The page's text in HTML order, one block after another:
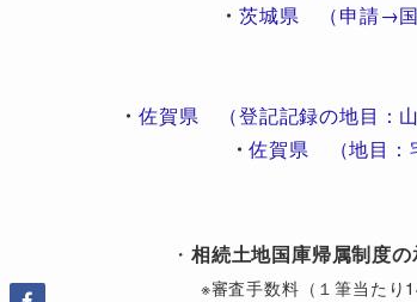
・ 茨城県 （申請→国
・ 佐賀県 （登記記録の地目：山
・佐賀県 （地目：
・相続土地国庫帰属制度
※審査手数料（１筆当たり